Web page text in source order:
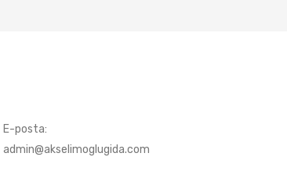
E-posta:
admin@akselimoglugida.com